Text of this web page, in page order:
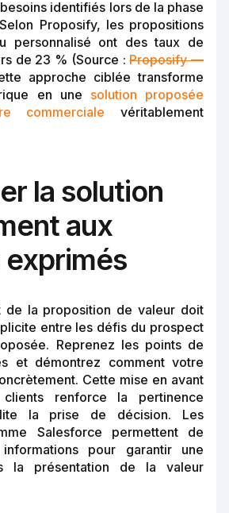
identifiés lors de la phase
Proposify, les propositions
personnalisé ont des taux de
de 23 % (Source :Proposify —
approche ciblée transforme
en une solution proposée
commerciale véritablement
la solution
aux
exprimés
de la proposition de valeur doit
entre les défis du prospect
Reprenez les points de
et démontrez comment votre
Cette mise en avant
clients renforce la pertinence
la prise de décision. Les
Salesforce permettent de
pour garantir une
la présentation de la valeur